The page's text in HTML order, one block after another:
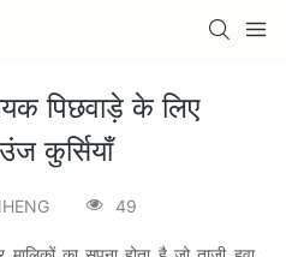
पिछवाड़े के लिए
कुर्सियाँ
49